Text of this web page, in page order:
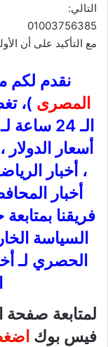
التالي:
01003756385
مع التأكيد على أن
نقدم لكم
المصرى )،
الـ 24
أسعار
، أخبار
أخبار
فريقنا
السياسة
الحصري لـ
لمتابعة صفحة
فيس بوك